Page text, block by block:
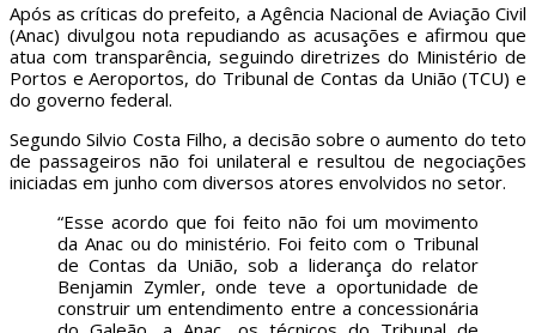
Após as críticas do prefeito, a Agência Nacional de Aviação Civil
(Anac) divulgou nota repudiando as acusações e afirmou que
atua com transparência, seguindo diretrizes do Ministério de
Portos e Aeroportos, do Tribunal de Contas da União (TCU) e
do governo federal.
Segundo Silvio Costa Filho, a decisão sobre o aumento do teto
de passageiros não foi unilateral e resultou de negociações
iniciadas em junho com diversos atores envolvidos no setor.
“Esse acordo que foi feito não foi um movimento
da Anac ou do ministério. Foi feito com o Tribunal
de Contas da União, sob a liderança do relator
Benjamin Zymler, onde teve a oportunidade de
construir um entendimento entre a concessionária